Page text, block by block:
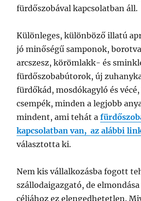
fürdőszobával kapcsolatban áll.
Különleges, különböző illatú
jó minőségű samponok,
arcszesz, körömlakk- és
fürdőszobabútorok, új
fürdőkád, mosdókagyló és
csempék, minden a legjobb
mindent, ami tehát a
kapcsolatban van, az alábbi
választotta ki.
Nem kis vállalkozásba fogott
szállodaigazgató, de
céljához ez elengedhetetlen.